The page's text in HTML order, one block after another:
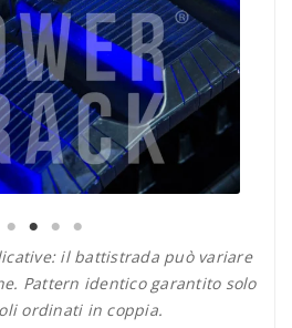
il battistrada può variare
Pattern identico garantito solo
ordinati in coppia.